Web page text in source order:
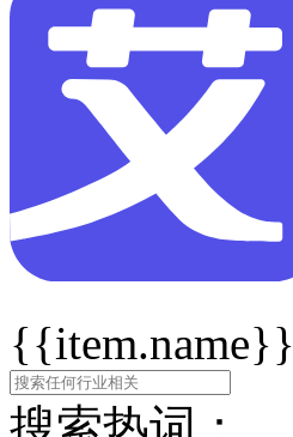
{{item.name}}